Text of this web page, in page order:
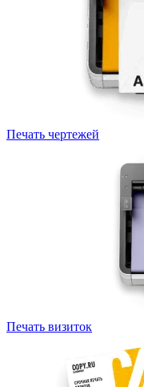
Печать чертежей
Печать визиток